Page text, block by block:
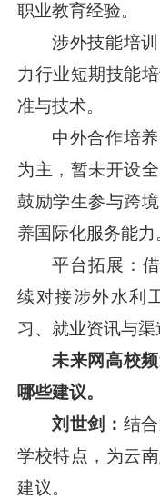
职业教育经验。
涉外技能培
力行业短期技能
准与技术。
中外合作培
为主，暂未开设
鼓励学生参与跨
养国际化服务能力
平台拓展：
续对接涉外水利
习、就业资讯与渠
未来网高校
哪些建议。
刘世剑： 结
学校特点，为云
建议。